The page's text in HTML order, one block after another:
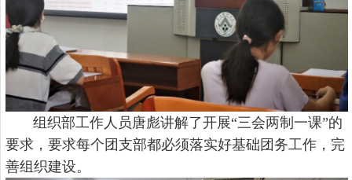
组织部工作人员唐彪讲解了开展“三会两制一课”的
要求，要求每个团支部都必须落实好基础团务工作，完
善组织建设。